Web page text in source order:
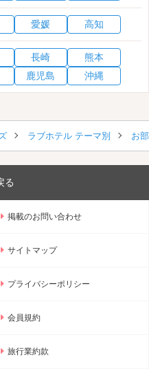
愛媛 高知
長崎
熊本
鹿児島 沖縄
ラブホテル テーマ別 お
る
掲載のお問い合わせ
サイトマップ
プライバシーポリシー
会員規約
旅行業約款